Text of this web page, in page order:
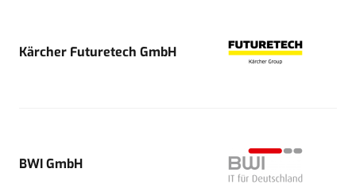
Kärcher Futuretech GmbH
BWI GmbH